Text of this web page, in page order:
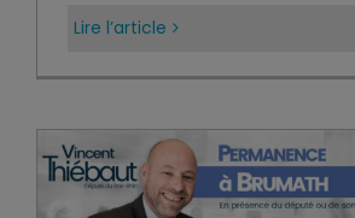
Lire l’article